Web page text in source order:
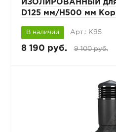
ИЗОЛИРОВАННЫЙ для
D125 мм/H500 мм
В наличии Арт.: К95
8 190 руб. 9 100 руб.